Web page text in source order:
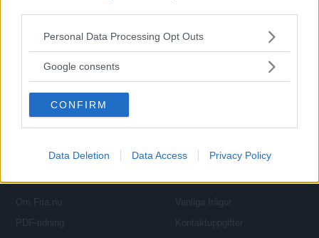
Please note that this website/app uses one or more Google
not limited to your visit or usage behaviour. You may click to
use your data for below specified purposes in below Google
consent section.
Personal Data Processing Opt Outs
Google consents
CONFIRM
Data Deletion Data Access Privacy Policy
Läs Frias efterträdare!
Syreär Sveriges enda gröna dagstidning som
finns både digitalt och i tryck.
Om Oss
Om Fria Tidningar
Lediga jobb